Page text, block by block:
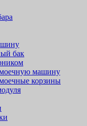
бак
машину
корзины